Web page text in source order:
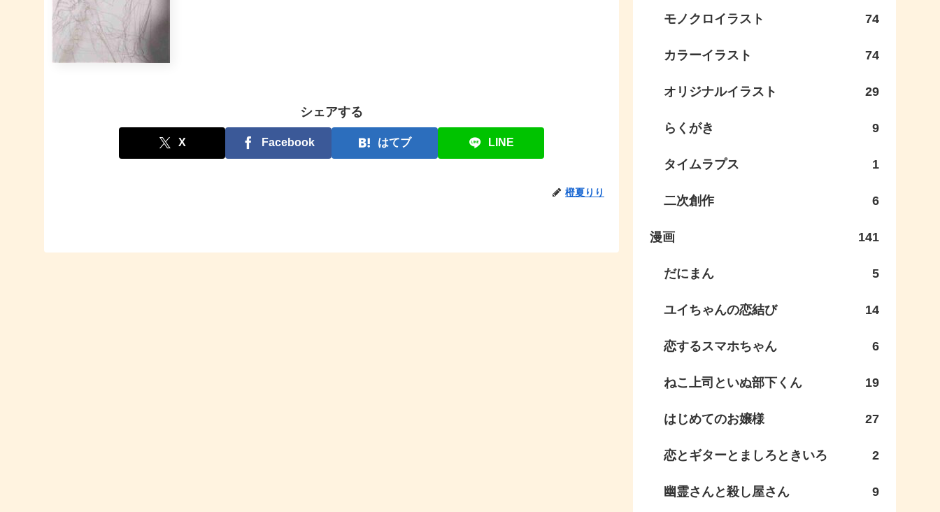
シェアする
X Facebook はてブ LINE
橙夏りり
モノクロイラスト 74
カラーイラスト 74
オリジナルイラスト 29
らくがき 9
タイムラプス 1
二次創作 6
漫画 141
だにまん 5
ユイちゃんの恋結び 14
恋するスマホちゃん 6
ねこ上司といぬ部下くん 19
はじめてのお嬢様 27
恋とギターとましろときいろ 2
幽霊さんと殺し屋さん 9